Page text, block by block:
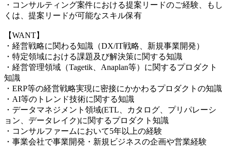
・コンサルティング案件における提案リードのご経験、もし
くは、提案リードが可能なスキル保有
【WANT】
・経営戦略に関わる知識（DX/IT戦略、新規事業開発）
・特定領域における課題及び解決策に関する知識
・経営管理領域（Tagetik、Anaplan等）に関するプロダクト
知識
・ERP等の経営戦略実現に密接にかかわるプロダクトの知識
・AI等のトレンド技術に関する知識
・データマネジメント領域(ETL、カタログ、プリパレーシ
ョン、データレイク)に関するプロダクト知識
・コンサルファームにおいて5年以上の経験
・事業会社で事業開発・新規ビジネスの企画や営業経験